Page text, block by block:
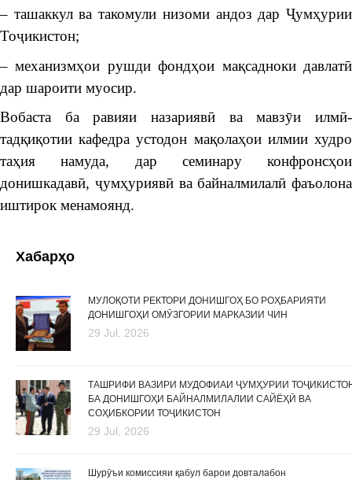
– ташаккул ва такомули низоми андоз дар Ҷумҳурии
Тоҷикистон;
– механизмҳои рушди фондҳои мақсадноки давлатӣ
дар шароити муосир.
Вобаста ба равияи назариявӣ ва мавзӯи илмӣ-
тадқиқотии кафедра устодон мақолаҳои илмии худро
таҳия намуда, дар семинару конфронсҳои
донишкадавӣ, ҷумҳуриявӣ ва байналмилалӣ фаъолона
иштирок менамоянд.
Хабарҳо
МУЛОҚОТИ РЕКТОРИ ДОНИШГОҲ БО РОҲБАРИЯТИ
ДОНИШГОҲИ ОМӮЗГОРИИ МАРКАЗИИ ЧИН
29 Jul, 2026
ТАШРИФИ ВАЗИРИ МУДОФИАИ ҶУМҲУРИИ
БА ДОНИШГОҲИ БАЙНАЛМИЛАЛИИ САЙЁҲӢ ВА
СОҲИБКОРИИ ТОҶИКИСТОН
29 Jul, 2026
Шурӯъи комиссияи қабул барои довталабон